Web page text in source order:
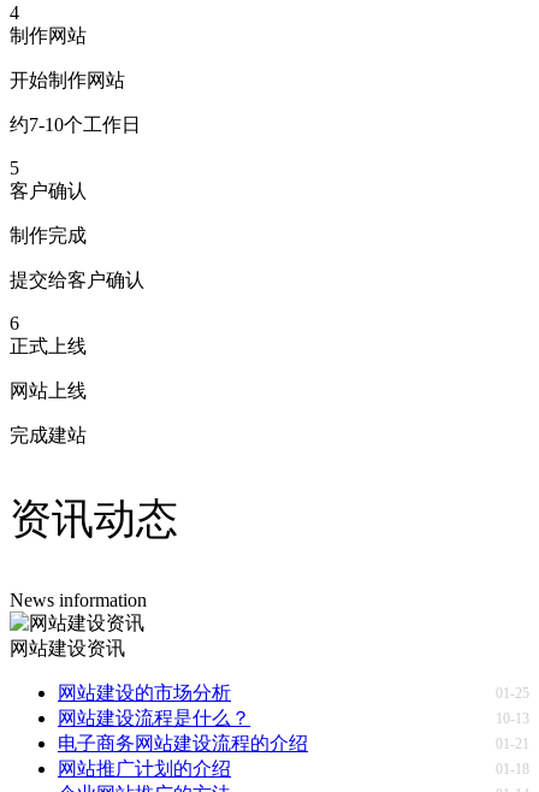
4
制作网站
开始制作网站
约7-10个工作日
5
客户确认
制作完成
提交给客户确认
6
正式上线
网站上线
完成建站
资讯动态
News information
网站建设资讯
网站建设的市场分析 01-25
网站建设流程是什么？ 10-13
电子商务网站建设流程的介绍 01-21
网站推广计划的介绍 01-18